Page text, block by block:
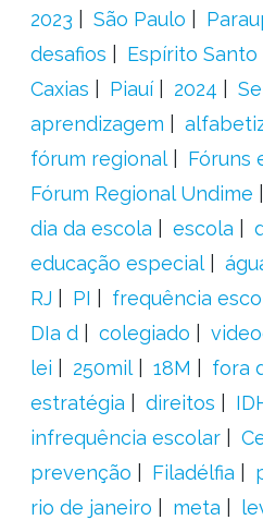
2023
São Paulo
desafios
Espírito Santo
Caxias
Piauí 2024
aprendizagem
fórum regional
Fóruns
Fórum Regional Undime
dia da escola
escola
educação especial
RJ
PI frequência
DIa d
colegiado
lei
250mil 18M
fora
estratégia
direitos
infrequência escolar
prevenção
Filadélfia
rio de janeiro
meta